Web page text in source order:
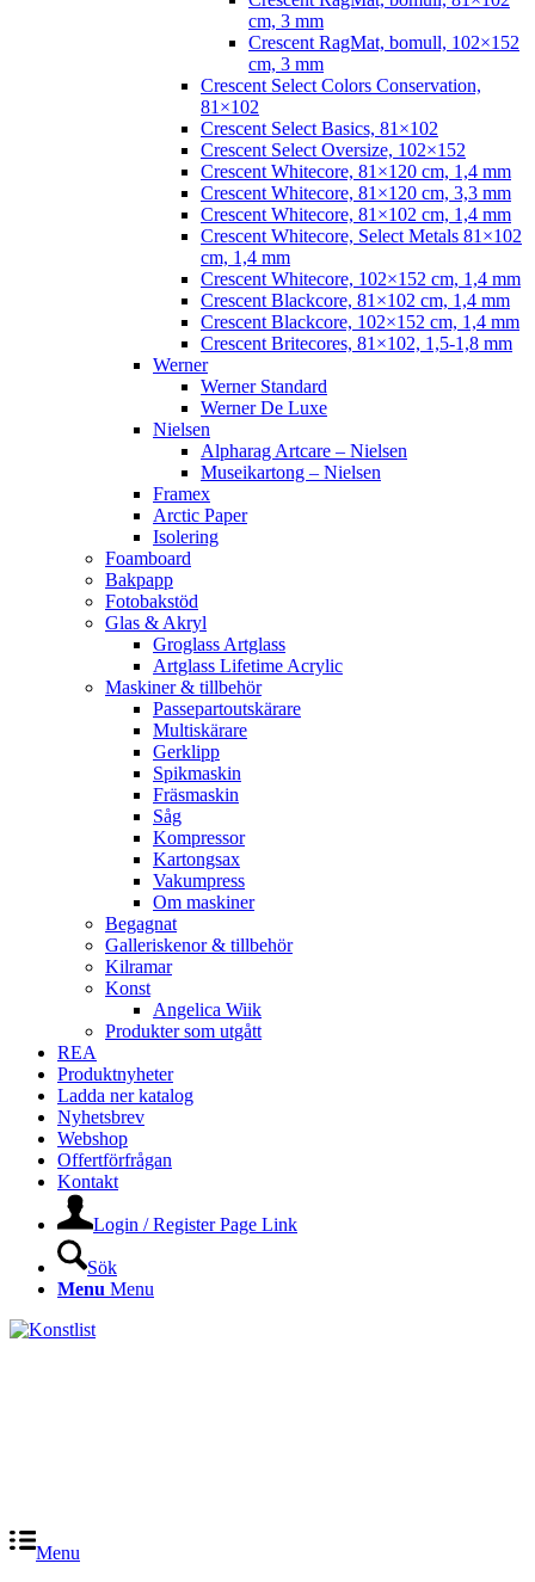
cm, 3 mm
Crescent RagMat, bomull, 102×152
cm, 3 mm
Crescent Select Colors Conservation,
81×102
Crescent Select Basics, 81×102
Crescent Select Oversize, 102×152
Crescent Whitecore, 81×120 cm, 1,4 mm
Crescent Whitecore, 81×120 cm, 3,3 mm
Crescent Whitecore, 81×102 cm, 1,4 mm
Crescent Whitecore, Select Metals 81×102
cm, 1,4 mm
Crescent Whitecore, 102×152 cm, 1,4 mm
Crescent Blackcore, 81×102 cm, 1,4 mm
Crescent Blackcore, 102×152 cm, 1,4 mm
Crescent Britecores, 81×102, 1,5-1,8 mm
Werner
Werner Standard
Werner De Luxe
Nielsen
Alpharag Artcare – Nielsen
Museikartong – Nielsen
Framex
Arctic Paper
Isolering
Foamboard
Bakpapp
Fotobakstöd
Glas & Akryl
Groglass Artglass
Artglass Lifetime Acrylic
Maskiner & tillbehör
Passepartoutskärare
Multiskärare
Gerklipp
Spikmaskin
Fräsmaskin
Såg
Kompressor
Kartongsax
Vakumpress
Om maskiner
Begagnat
Galleriskenor & tillbehör
Kilramar
Konst
Angelica Wiik
Produkter som utgått
REA
Produktnyheter
Ladda ner katalog
Nyhetsbrev
Webshop
Offertförfrågan
Kontakt
Login / Register Page Link
Sök
Menu Menu
Menu